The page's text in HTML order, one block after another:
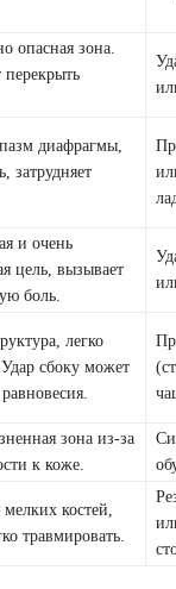
опасная зона.
диафрагмы,
затрудняет
и очень
цель, вызывает
боль.
легко
сбоку может
зона из-за
к коже.
костей,
травмировать.